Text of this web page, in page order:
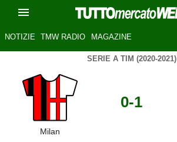
NOTIZIE TMW RADIO MAGAZINE
SERIE A TIM (2020-2021)
Milan
0-1